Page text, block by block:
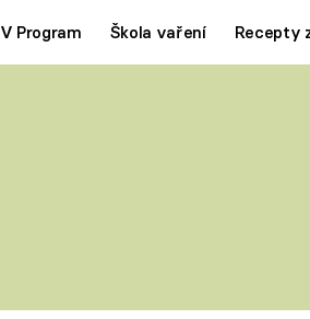
Program Škola vaření Recepty